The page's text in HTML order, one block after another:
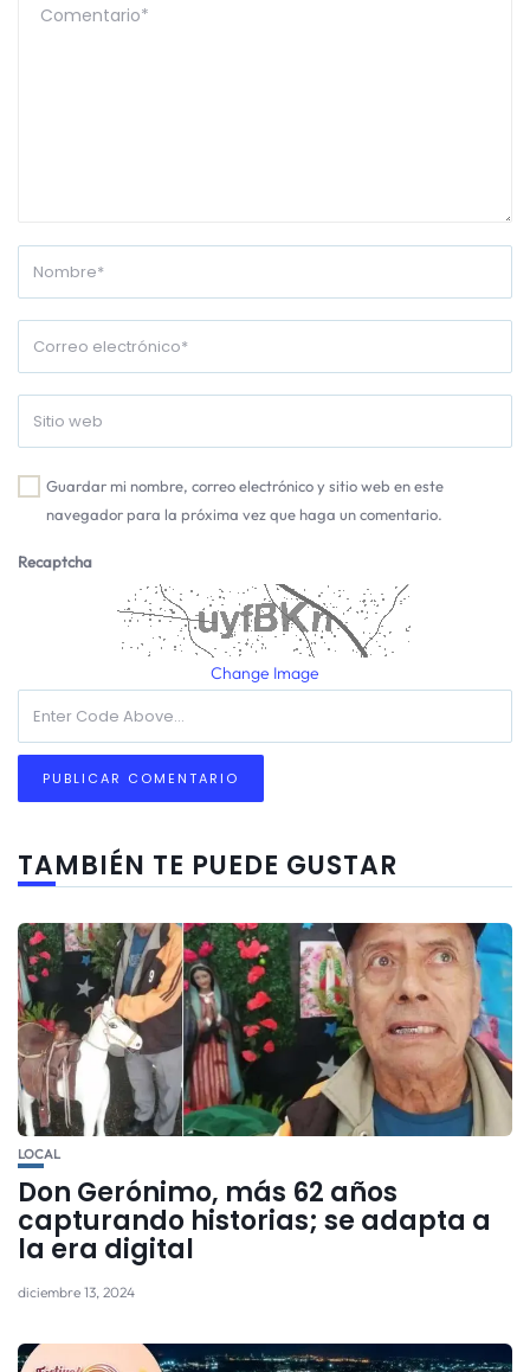
Guardar mi nombre, correo electrónico y sitio web en este
navegador para la próxima vez que haga un comentario.
Recaptcha
Change Image
TAMBIÉN TE PUEDE GUSTAR
LOCAL
Don Gerónimo, más 62 años
capturando historias; se adapta a
la era digital
diciembre 13, 2024